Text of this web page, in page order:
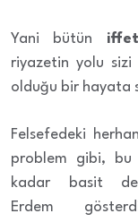
Yani bütün
riyazetin yolu
olduğu bir hayata
Felsefedeki
problem gibi,
kadar basit
Erdem